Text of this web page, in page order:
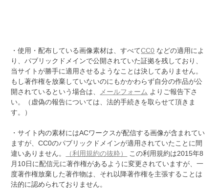
・使用・配布している画像素材は、すべてCC0 などの適用によ
り、パブリックドメインで公開されていた証拠を残しており、
当サイトが勝手に適用させるようなことは決してありません。
もし著作権を放棄していないのにもかかわらず自分の作品が公
開されているという場合は、
メールフォーム よりご報告下さ
い。（虚偽の報告については、法的手続きを取らせて頂きま
す。）
・サイト内の素材にはACワークスが配信する画像が含まれてい
ますが、CC0のパブリックドメインが適用されていたことに間
違いありません。
（利用規約の抜粋）
この利用規約は2015年8
月10日に配信元に著作権があるように変更されていますが、一
度著作権放棄した著作物は、それ以降著作権を主張することは
法的に認められておりません。